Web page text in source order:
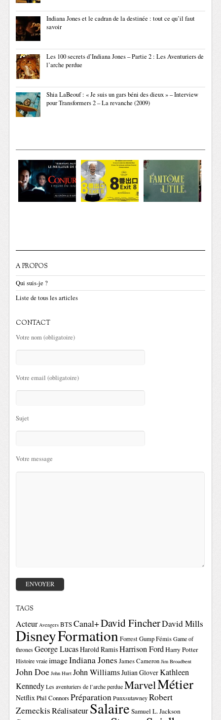
Indiana Jones et le cadran de la destinée : tout ce qu’il faut
savoir
Les 100 secrets d’Indiana Jones – Partie 2 : Les Aventuriers de
l’arche perdue
Shia LaBeouf : « Je suis un gars béni des dieux » – Interview
pour Transformers 2 – La revanche (2009)
A PROPOS
Qui suis-je ?
Liste de tous les articles
CONTACT
Votre nom (obligatoire)
Votre email (obligatoire)
Sujet
Votre message
TAGS
Acteur Avengers BTSCanal+David FincherDavid Mills
DisneyFormation Forrest GumpFémis Game of
thrones George LucasHarold RamisHarrison FordHarry Potter
Histoire vraie imageIndiana Jones James Cameron Jim Broadbent
John Doe John Hurt John WilliamsJulian GloverKathleen
Kennedy Les aventuriers de l’arche perdue MarvelMétier
Netflix Phil ConnorsPréparation Punxsutawney Robert
ZemeckisRéalisateurSalaire Samuel L. Jackson